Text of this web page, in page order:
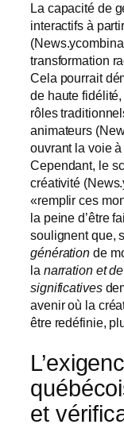
La capacité de
interactifs à
transformation
Cela pourrait
de haute
rôles
animateurs
ouvrant la voie
Cependant, le
créativité
«remplir ces
la peine d’être
soulignent que,
génération de
la narration et
significatives
avenir où la
être redéfinie,
et